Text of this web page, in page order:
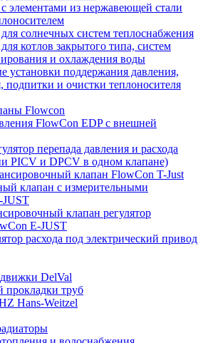
элементами из нержавеющей стали
солнечных систем теплоснабжения
котлов закрытого типа, систем
и охлаждения воды
поддержания давления,
подпитки и очистки теплоносителя
Flowcon
FlowСon EDP с внешней
перепада давления и расхода
PICV и DPCV в одном клапане)
клапан FlowСon T-Just
клапан с измерительными
клапан регулятор
E-JUST
расхода под электрический привод
DelVal
прокладки труб
Hans-Weitzel